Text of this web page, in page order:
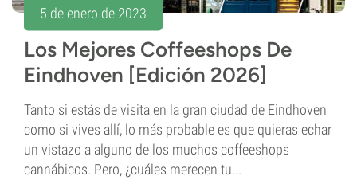
5 de enero de 2023
Los Mejores Coffeeshops De
Eindhoven [Edición 2026]
Tanto si estás de visita en la gran ciudad de Eindhoven
como si vives allí, lo más probable es que quieras echar
un vistazo a alguno de los muchos coffeeshops
cannábicos. Pero, ¿cuáles merecen tu...